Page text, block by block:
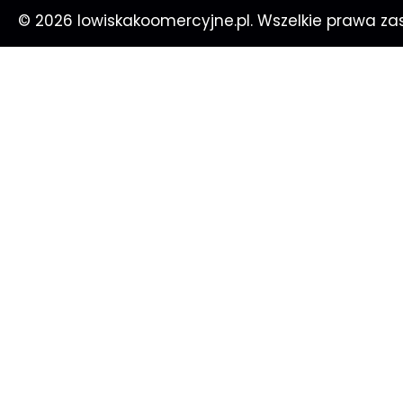
© 2026 lowiskakoomercyjne.pl. Wszelkie prawa